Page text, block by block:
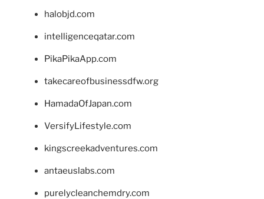
halobjd.com
intelligenceqatar.com
PikaPikaApp.com
takecareofbusinessdfw.org
HamadaOfJapan.com
VersifyLifestyle.com
kingscreekadventures.com
antaeuslabs.com
purelycleanchemdry.com